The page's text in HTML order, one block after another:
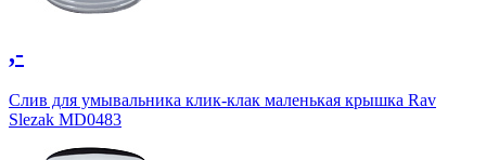
,-
Слив для умывальника клик-клак маленькая крышка Rav
Slezak MD0483